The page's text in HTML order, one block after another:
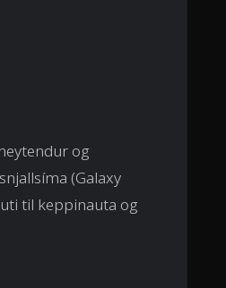
og
(Galaxy
til keppinauta og